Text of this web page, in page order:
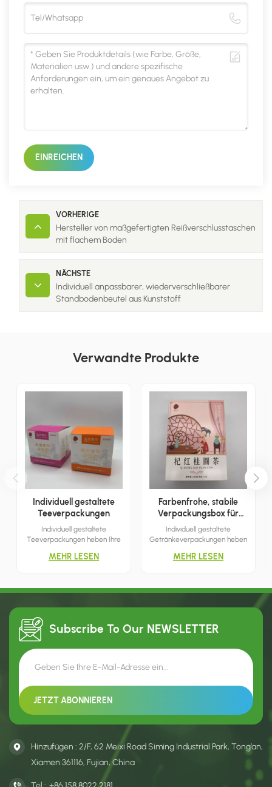
EINREICHEN
VORHERIGE
Hersteller von maßgefertigten Reißverschlusstaschen
mit flachem Boden
NÄCHSTE
Individuell anpassbarer, wiederverschließbarer
Standbodenbeutel aus Kunststoff
Verwandte Produkte
Individuell gestaltete
Teeverpackungen
Individuell gestaltete
Teeverpackungen heben Ihre
Marketing und Vertrieb. Das
Ihnen eine größere Auswahl an
MEHR LESEN
Farbenfrohe, stabile
Verpackungsbox für
Getränke
Individuell gestaltete
Getränkeverpackungen heben
wirkungsvoll hervor und eignen
Einzelhandelsgeschäfte,
MEHR LESEN
Subscribe To Our NEWSLETTER
Hinzufügen : 2/F, 62 Meixi Road Siming Industrial Park, Tong’an,
Xiamen 361116, Fujian, China